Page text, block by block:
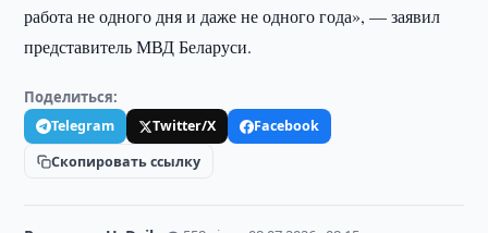
работа не одного дня и даже не одного года», — заявил
представитель МВД Беларуси.
Поделиться:
Telegram Twitter/X
Facebook
Скопировать ссылку